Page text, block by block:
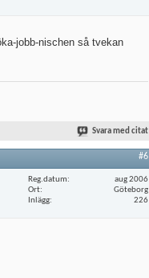
jobb-nischen så tvekan
Svara med citat
#6
Reg.datum
aug 2006
Ort
Göteborg
Inlägg
226